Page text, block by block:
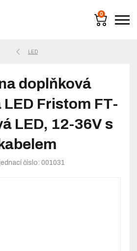
0
LED
doplňková
Fristom FT-
LED, 12-36V s
kabelem
číslo: 001031